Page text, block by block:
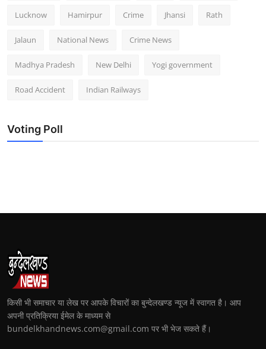
Lucknow Hamirpur Crime Jhansi Rath
Jalaun National News Crime News
Madhya Pradesh New Delhi Yogi government
Road Accident Indian Railways
Voting Poll
किसी भी समाचार या लेख पर आपके विचारों का बुन्देलखण्ड न्यूज में स्वागत है। आप
अपनी प्रतिक्रिया ईमेल के माध्यम से
bundelkhandnews.com@gmail.com पर भी भेज सकते हैं।